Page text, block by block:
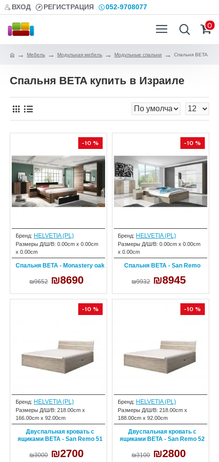
ВХОД РЕГИСТРАЦИЯ 052-9708077
0
Мебель Модульная мебель Модульные спальни Спальня BETA
Спальня BETA купить в Израиле
-10 %
Бренд: HELVETIA (PL)
Размеры Д/Ш/В: 0.00cm x 0.00cm
x 0.00cm
Спальня BETA - Monastery oak
₪9652 ₪8690
-10 %
Бренд: HELVETIA (PL)
Размеры Д/Ш/В: 0.00cm x 0.00cm
x 0.00cm
Спальня BETA - San Remo
₪9932 ₪8945
-10 %
Бренд: HELVETIA (PL)
Размеры Д/Ш/В: 218.00cm x
166.00cm x 92.00cm
Двуспальная кровать с
ящиками BETA - San Remo 51
₪3000 ₪2700
-10 %
Бренд: HELVETIA (PL)
Размеры Д/Ш/В: 218.00cm x
188.00cm x 92.00cm
Двуспальная кровать с
ящиками BETA - San Remo 52
₪3100 ₪2800